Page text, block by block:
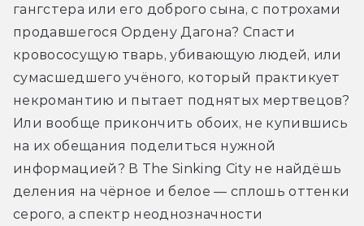
гангстера или его доброго сына, с потрохами
продавшегося Ордену Дагона? Спасти
кровососущую тварь, убивающую людей, или
сумасшедшего учёного, который практикует
некромантию и пытает поднятых мертвецов?
Или вообще прикончить обоих, не купившись
на их обещания поделиться нужной
информацией? В The Sinking City не найдёшь
деления на чёрное и белое — сплошь оттенки
серого, а спектр неоднозначности